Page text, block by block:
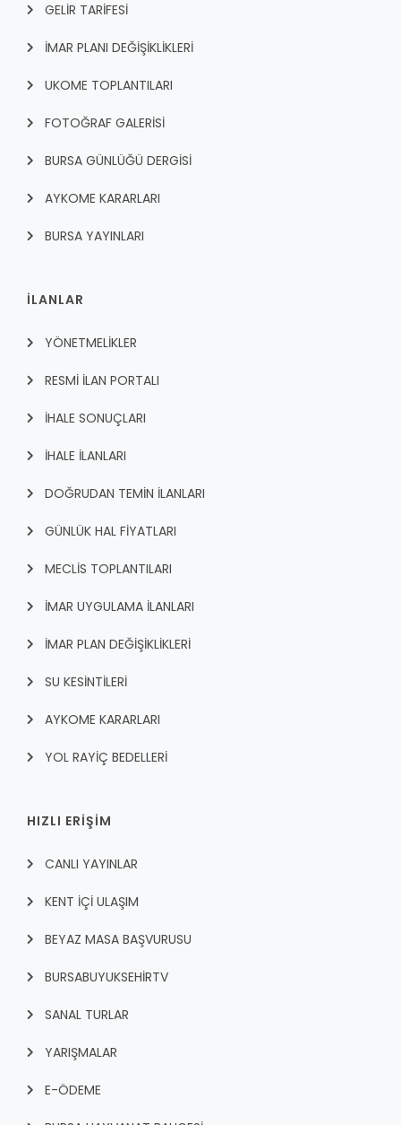
GELİR TARİFESİ
İMAR PLANI DEĞİŞİKLİKLERİ
UKOME TOPLANTILARI
FOTOĞRAF GALERİSİ
BURSA GÜNLÜĞÜ DERGİSİ
AYKOME KARARLARI
BURSA YAYINLARI
İLANLAR
YÖNETMELİKLER
RESMİ İLAN PORTALI
İHALE SONUÇLARI
İHALE İLANLARI
DOĞRUDAN TEMİN İLANLARI
GÜNLÜK HAL FİYATLARI
MECLİS TOPLANTILARI
İMAR UYGULAMA İLANLARI
İMAR PLAN DEĞİŞİKLİKLERİ
SU KESİNTİLERİ
AYKOME KARARLARI
YOL RAYİÇ BEDELLERİ
HIZLI ERİŞİM
CANLI YAYINLAR
KENT İÇI ULAŞIM
BEYAZ MASA BAŞVURUSU
BURSABUYUKSEHIRTV
SANAL TURLAR
YARIŞMALAR
E-ÖDEME